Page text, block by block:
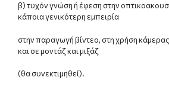
β) τυχόν γνώση ή έφεση στην
κάποια γενικότερη εμπειρία
στην παραγωγή βίντεο, στη χρήση
και σε μοντάζ και μιξάζ
(θα συνεκτιμηθεί).